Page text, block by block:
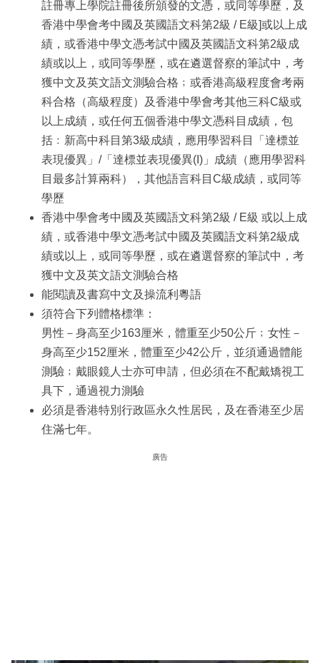
註冊專上學院註冊後所頒發的文憑，或同等學歷，及
香港中學會考中國及英國語文科第2級 / E級]或以上成
績，或香港中學文憑考試中國及英國語文科第2級成
績或以上，或同等學歷，或在遴選督察的筆試中，考
獲中文及英文語文測驗合格﹔或香港高級程度會考兩
科合格（高級程度）及香港中學會考其他三科C級或
以上成績，或任何五個香港中學文憑科目成績，包
括﹕新高中科目第3級成績，應用學習科目「達標並
表現優異」/「達標並表現優異(I)」成績（應用學習科
目最多計算兩科），其他語言科目C級成績，或同等
學歷
香港中學會考中國及英國語文科第2級 / E級 或以上成
績，或香港中學文憑考試中國及英國語文科第2級成
績或以上，或同等學歷，或在遴選督察的筆試中，考
獲中文及英文語文測驗合格
能閱讀及書寫中文及操流利粵語
須符合下列體格標準：
男性－身高至少163厘米，體重至少50公斤﹔女性－
身高至少152厘米，體重至少42公斤，並須通過體能
測驗﹔戴眼鏡人士亦可申請，但必須在不配戴矯視工
具下，通過視力測驗
必須是香港特別行政區永久性居民，及在香港至少居
住滿七年。
廣告